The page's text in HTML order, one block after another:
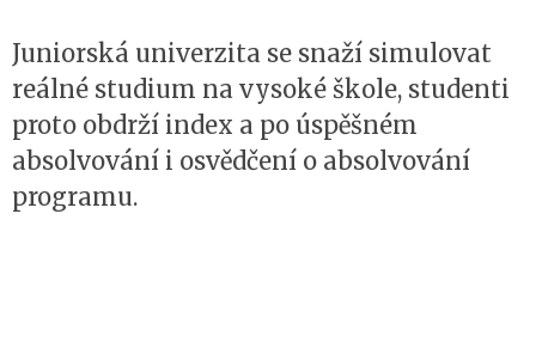
Juniorská univerzita se snaží simulovat
reálné studium na vysoké škole, studenti
proto obdrží index a po úspěšném
absolvování i osvědčení o absolvování
programu.